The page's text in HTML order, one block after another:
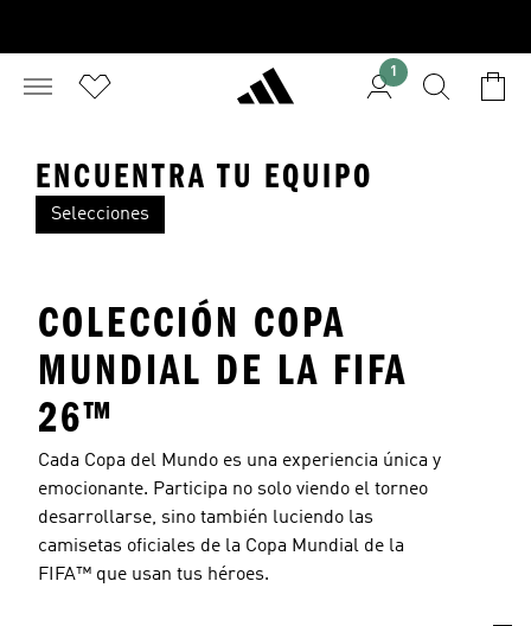
1
ENCUENTRA TU EQUIPO
Selecciones
Colombia
COLECCIÓN COPA
MUNDIAL DE LA FIFA
26™
Cada Copa del Mundo es una experiencia única y
emocionante. Participa no solo viendo el torneo
desarrollarse, sino también luciendo las
camisetas oficiales de la Copa Mundial de la
FIFA™ que usan tus héroes.